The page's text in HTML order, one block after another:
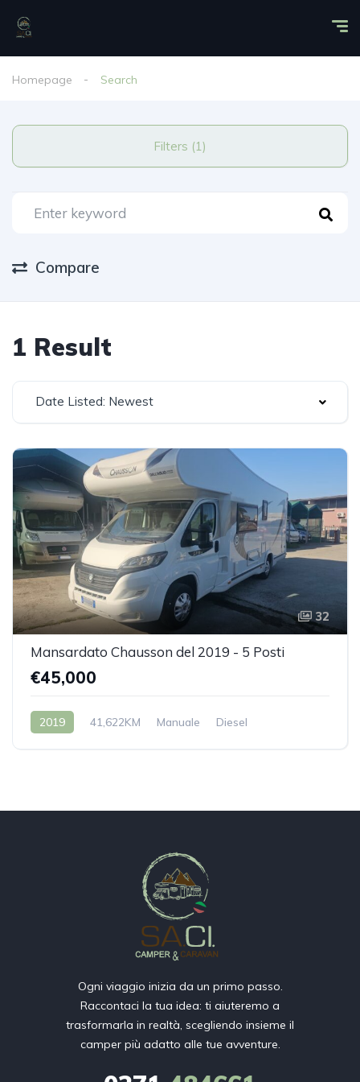
Homepage Search
Filters (1)
Compare
1 Result
Date Listed: Newest
32
Mansardato Chausson del 2019 - 5 Posti
€45,000
2019 41,622KM Manuale Diesel
Ogni viaggio inizia da un primo passo.
Raccontaci la tua idea: ti aiuteremo a
trasformarla in realtà, scegliendo insieme il
camper più adatto alle tue avventure.